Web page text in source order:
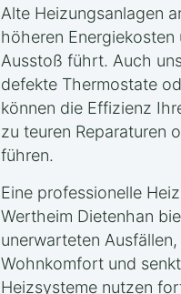
Alte Heizungsanlagen
höheren
Ausstoß führt. Auch
defekte Thermostate
können die Effizienz
zu teuren Reparaturen
führen.
Eine professionelle
Wertheim Dietenhan
unerwarteten
Wohnkomfort und
Heizsysteme nutzen